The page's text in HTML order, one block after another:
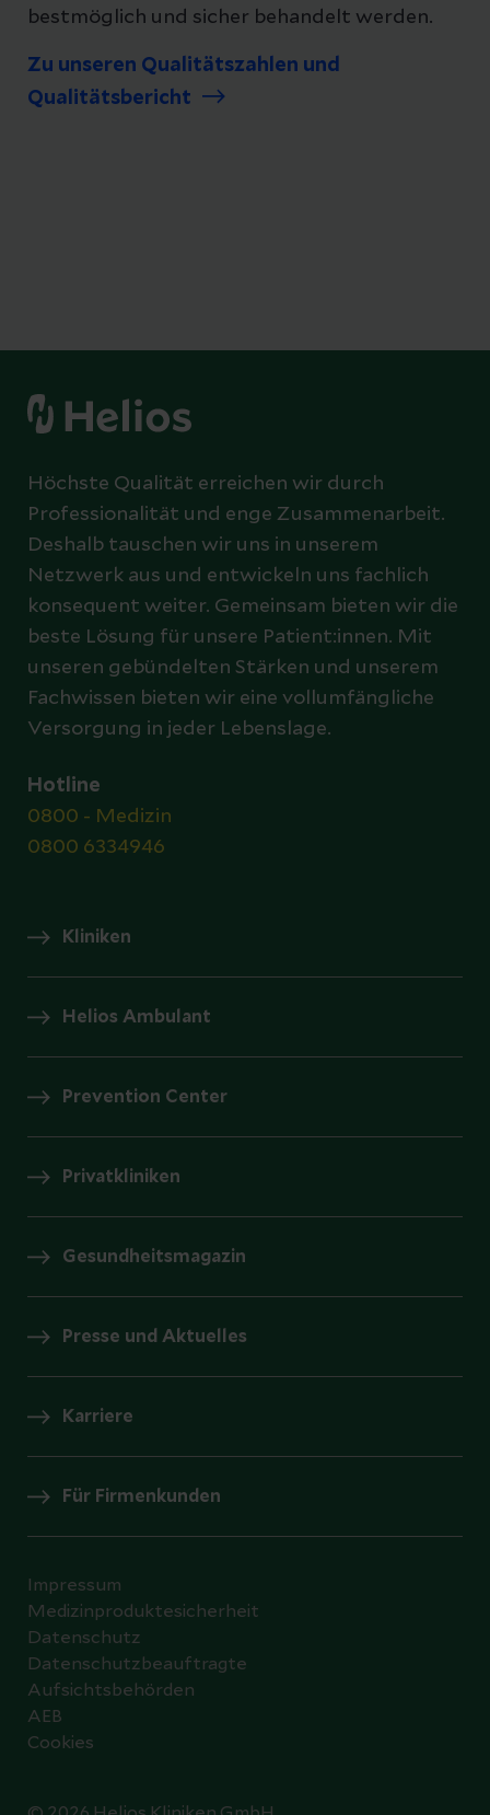
bestmöglich und sicher behandelt werden.
Zu unseren Qualitätszahlen und
Qualitätsbericht
Höchste Qualität erreichen wir durch
Professionalität und enge Zusammenarbeit.
Deshalb tauschen wir uns in unserem
Netzwerk aus und entwickeln uns fachlich
konsequent weiter. Gemeinsam bieten wir die
beste Lösung für unsere Patient:innen. Mit
unseren gebündelten Stärken und unserem
Fachwissen bieten wir eine vollumfängliche
Versorgung in jeder Lebenslage.
Hotline
0800 - Medizin
0800 6334946
Kliniken
Helios Ambulant
Prevention Center
Privatkliniken
Gesundheitsmagazin
Presse und Aktuelles
Karriere
Für Firmenkunden
Impressum
Medizinproduktesicherheit
Datenschutz
Datenschutzbeauftragte
Aufsichtsbehörden
AEB
Cookies